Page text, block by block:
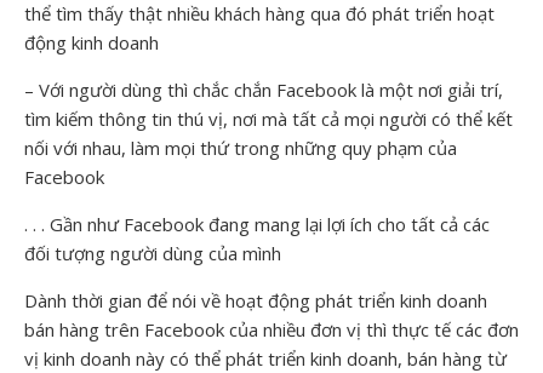
thể tìm thấy thật nhiều khách hàng qua đó phát triển hoạt
động kinh doanh
– Với người dùng thì chắc chắn Facebook là một nơi giải trí,
tìm kiếm thông tin thú vị, nơi mà tất cả mọi người có thể kết
nối với nhau, làm mọi thứ trong những quy phạm của
Facebook
. . . Gần như Facebook đang mang lại lợi ích cho tất cả các
đối tượng người dùng của mình
Dành thời gian để nói về hoạt động phát triển kinh doanh
bán hàng trên Facebook của nhiều đơn vị thì thực tế các đơn
vị kinh doanh này có thể phát triển kinh doanh, bán hàng từ